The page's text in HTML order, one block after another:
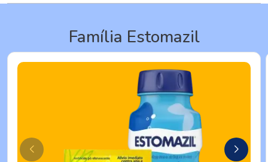
Família Estomazil